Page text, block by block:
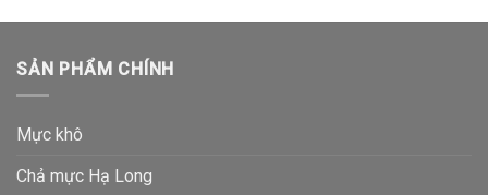
SẢN PHẨM CHÍNH
Mực khô
Chả mực Hạ Long